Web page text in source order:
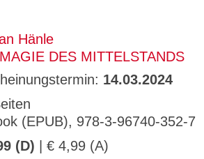
Hänle
DES MITTELSTANDS
14.03.2024
(EPUB), 978-3-96740-352-7
(D) | € 4,99 (A)
den Zustimmungsstatus des
ge
T
P